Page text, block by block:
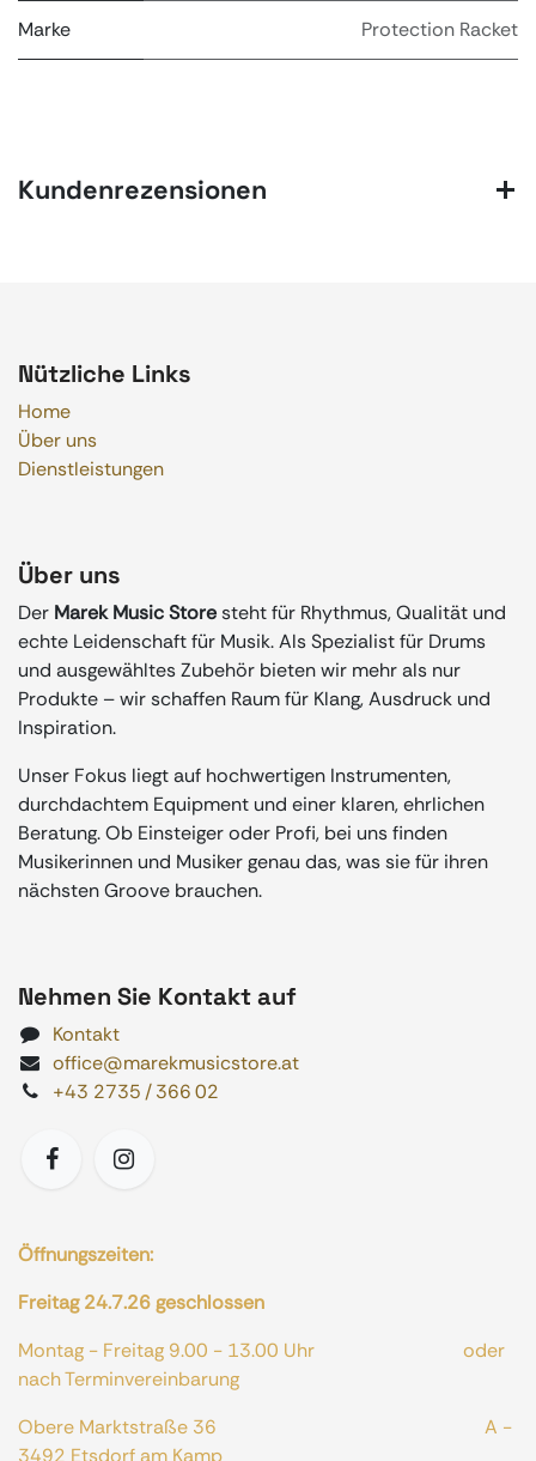
Marke Protection Racket
Kundenrezensionen
Nützliche Links
Home
Über uns
Dienstleistungen
Über uns
Der Marek Music Storesteht für Rhythmus, Qualität und
echte Leidenschaft für Musik. Als Spezialist für Drums
und ausgewähltes Zubehör bieten wir mehr als nur
Produkte – wir schaffen Raum für Klang, Ausdruck und
Inspiration.
Unser Fokus liegt auf hochwertigen Instrumenten,
durchdachtem Equipment und einer klaren, ehrlichen
Beratung. Ob Einsteiger oder Profi, bei uns finden
Musikerinnen und Musiker genau das, was sie für ihren
nächsten Groove brauchen.
Nehmen Sie Kontakt auf
Kontakt
office@marekmusicstore.at
+43 2735 / 366 02
Öffnungszeiten:
Freitag 24.7.26 geschlossen
Montag - Freitag 9.00 - 13.00 Uhr oder
nach Terminvereinbarung
Obere Marktstraße 36 A -
3492 Etsdorf am Kamp